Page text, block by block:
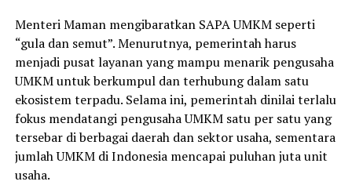
Menteri Maman mengibaratkan SAPA UMKM seperti
“gula dan semut”. Menurutnya, pemerintah harus
menjadi pusat layanan yang mampu menarik pengusaha
UMKM untuk berkumpul dan terhubung dalam satu
ekosistem terpadu. Selama ini, pemerintah dinilai terlalu
fokus mendatangi pengusaha UMKM satu per satu yang
tersebar di berbagai daerah dan sektor usaha, sementara
jumlah UMKM di Indonesia mencapai puluhan juta unit
usaha.